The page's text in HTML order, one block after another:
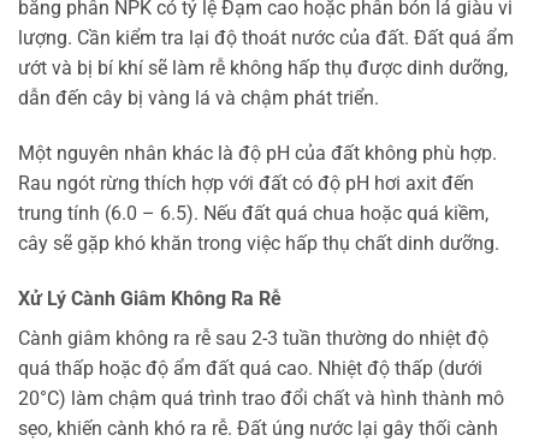
bằng phân NPK có tỷ lệ Đạm cao hoặc phân bón lá giàu vi
lượng. Cần kiểm tra lại độ thoát nước của đất. Đất quá ẩm
ướt và bị bí khí sẽ làm rễ không hấp thụ được dinh dưỡng,
dẫn đến cây bị vàng lá và chậm phát triển.
Một nguyên nhân khác là độ pH của đất không phù hợp.
Rau ngót rừng thích hợp với đất có độ pH hơi axit đến
trung tính (6.0 – 6.5). Nếu đất quá chua hoặc quá kiềm,
cây sẽ gặp khó khăn trong việc hấp thụ chất dinh dưỡng.
Xử Lý Cành Giâm Không Ra Rễ
Cành giâm không ra rễ sau 2-3 tuần thường do nhiệt độ
quá thấp hoặc độ ẩm đất quá cao. Nhiệt độ thấp (dưới
20°C) làm chậm quá trình trao đổi chất và hình thành mô
sẹo, khiến cành khó ra rễ. Đất úng nước lại gây thối cành